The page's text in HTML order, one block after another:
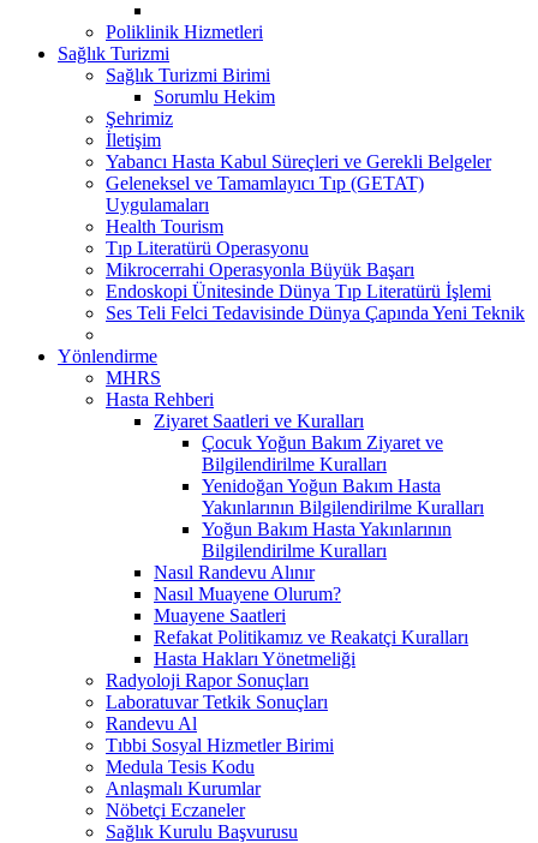
Poliklinik Hizmetleri
Sağlık Turizmi
Sağlık Turizmi Birimi
Sorumlu Hekim
Şehrimiz
İletişim
Yabancı Hasta Kabul Süreçleri ve Gerekli Belgeler
Geleneksel ve Tamamlayıcı Tıp (GETAT)
Uygulamaları
Health Tourism
Tıp Literatürü Operasyonu
Mikrocerrahi Operasyonla Büyük Başarı
Endoskopi Ünitesinde Dünya Tıp Literatürü İşlemi
Ses Teli Felci Tedavisinde Dünya Çapında Yeni Teknik
Yönlendirme
MHRS
Hasta Rehberi
Ziyaret Saatleri ve Kuralları
Çocuk Yoğun Bakım Ziyaret ve
Bilgilendirilme Kuralları
Yenidoğan Yoğun Bakım Hasta
Yakınlarının Bilgilendirilme Kuralları
Yoğun Bakım Hasta Yakınlarının
Bilgilendirilme Kuralları
Nasıl Randevu Alınır
Nasıl Muayene Olurum?
Muayene Saatleri
Refakat Politikamız ve Reakatçi Kuralları
Hasta Hakları Yönetmeliği
Radyoloji Rapor Sonuçları
Laboratuvar Tetkik Sonuçları
Randevu Al
Tıbbi Sosyal Hizmetler Birimi
Medula Tesis Kodu
Anlaşmalı Kurumlar
Nöbetçi Eczaneler
Sağlık Kurulu Başvurusu